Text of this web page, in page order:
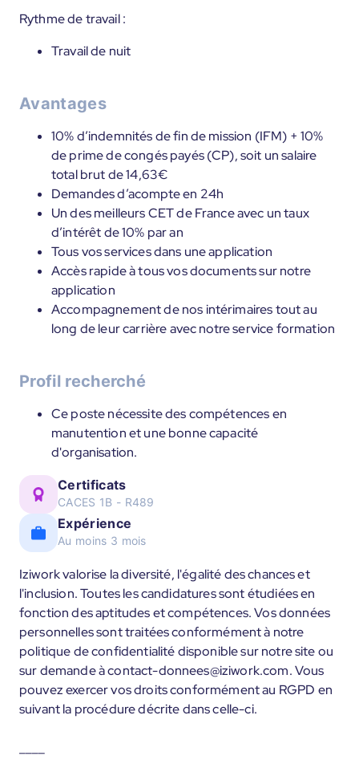
Rythme de travail :
Travail de nuit
Avantages
10% d’indemnités de fin de mission (IFM) + 10%
de prime de congés payés (CP), soit un salaire
total brut de 14,63€
Demandes d’acompte en 24h
Un des meilleurs CET de France avec un taux
d’intérêt de 10% par an
Tous vos services dans une application
Accès rapide à tous vos documents sur notre
application
Accompagnement de nos intérimaires tout au
long de leur carrière avec notre service formation
Profil recherché
Ce poste nécessite des compétences en
manutention et une bonne capacité
d'organisation.
Certificats
CACES 1B - R489
Expérience
Au moins 3 mois
Iziwork valorise la diversité, l'égalité des chances et
l'inclusion. Toutes les candidatures sont étudiées en
fonction des aptitudes et compétences. Vos données
personnelles sont traitées conformément à notre
politique de confidentialité disponible sur notre site ou
sur demande à contact-donnees@iziwork.com. Vous
pouvez exercer vos droits conformément au RGPD en
suivant la procédure décrite dans celle-ci.